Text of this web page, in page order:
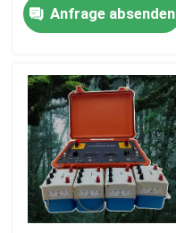
Startseite
Produkte
Über uns
Anfrage absenden